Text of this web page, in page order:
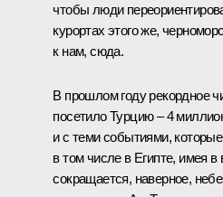
чтобы люди
курортах этого же,
к нам, сюда.
В прошлом году рекордное
посетило Турцию – 4
и с теми событиями,
в том числе в Египте, имея в
сокращается, наверное,